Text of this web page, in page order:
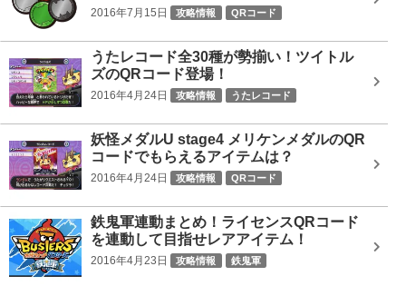
2016年7月15日 攻略情報 QRコード
うたレコード全30種が勢揃い！ツイトル
ズのQRコード登場！
2016年4月24日 攻略情報 うたレコード
妖怪メダルU stage4 メリケンメダルのQR
コードでもらえるアイテムは？
2016年4月24日 攻略情報 QRコード
鉄鬼軍連動まとめ！ライセンスQRコード
を連動して目指せレアアイテム！
2016年4月23日 攻略情報 鉄鬼軍